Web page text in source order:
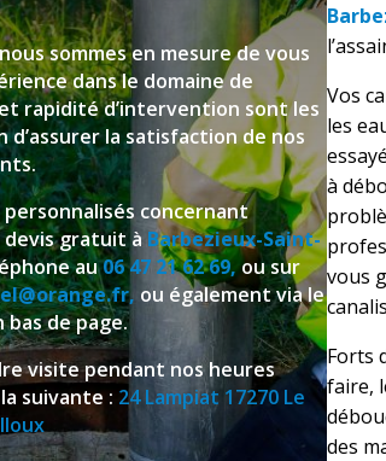
sommes en mesure de vous
dans le domaine de
rapidité d’intervention sont les
la satisfaction de nos
concernant
gratuit à Barbezieux-Saint-
au06 47 21 62 69,ou sur
ou également via le
de page.
visite pendant nos heures
suivante : 24 Lampiat 17270 Le
Vos
les
à
vous
Forts
faire,
des